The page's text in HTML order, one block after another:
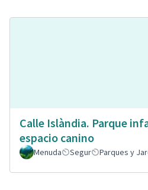
Calle Islàndia. Parque
espacio canino
Menuda Segur Parques y